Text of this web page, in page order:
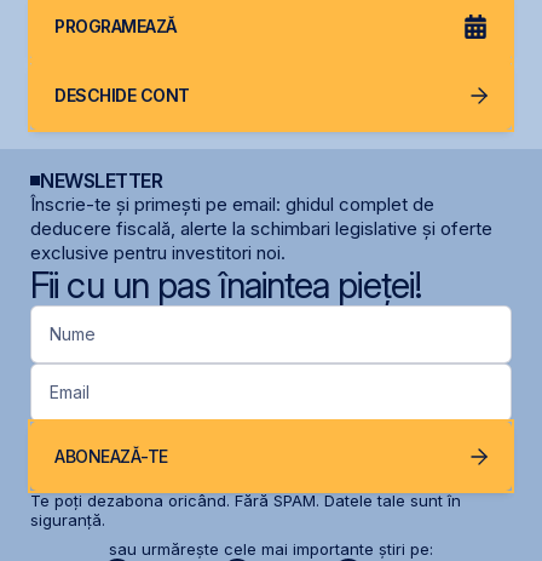
PROGRAMEAZĂ
DESCHIDE CONT
NEWSLETTER
Înscrie-te și primești pe email: ghidul complet de
deducere fiscală, alerte la schimbari legislative și oferte
exclusive pentru investitori noi.
Fii cu un pas înaintea pieței!
Nume
Email
ABONEAZĂ-TE
Te poți dezabona oricând. Fără SPAM. Datele tale sunt în
siguranță.
sau urmărește cele mai importante știri pe: